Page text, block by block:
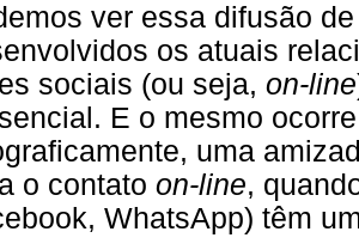
ver essa difusão
os atuais
sociais (ou seja, on-line
E o mesmo
uma
o contato on-line,
WhatsApp) têm